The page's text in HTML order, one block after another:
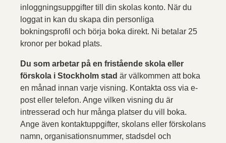
inloggningsuppgifter till din skolas konto. När du
loggat in kan du skapa din personliga
bokningsprofil och börja boka direkt. Ni betalar 25
kronor per bokad plats.
Du som arbetar på en fristående skola eller
förskola i Stockholm stad är välkommen att boka
en månad innan varje visning. Kontakta oss via e-
post eller telefon. Ange vilken visning du är
intresserad och hur många platser du vill boka.
Ange även kontaktuppgifter, skolans eller förskolans
namn, organisationsnummer, stadsdel och